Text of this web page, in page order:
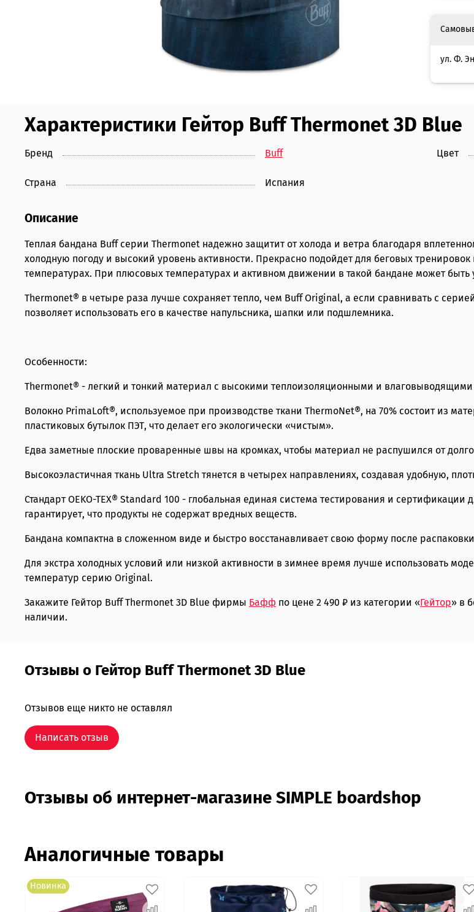
ул. Ф.
Характеристики Гейтор Buff Thermonet 3D Blue
Бренд Buff Цвет
Страна Испания
Описание
Теплая бандана Buff серии Thermonet надежно защитит от холода и ветра благодаря
холодную погоду и высокий уровень активности. Прекрасно подойдет для беговых
температурах. При плюсовых температурах и активном движении в такой бандане может быть
Thermonet® в четыре раза лучше сохраняет тепло, чем Buff Original, а если сравнивать с
позволяет использовать его в качестве напульсника, шапки или подшлемника.
Особенности:
Thermonet® - легкий и тонкий материал с высокими теплоизоляционными и
Волокно PrimaLoft®, используемое при производстве ткани ThermoNet®, на 70% состоит из
пластиковых бутылок ПЭТ, что делает его экологически «чистым».
Едва заметные плоские проваренные швы на кромках, чтобы материал не распушился от
Высокоэластичная ткань Ultra Stretch тянется в четырех направлениях, создавая удобную,
Стандарт OEKO-TEX® Standard 100 - глобальная единая система тестирования и сертификации
гарантирует, что продукты не содержат вредных веществ.
Бандана компактна в сложенном виде и быстро восстанавливает свою форму после
Для экстра холодных условий или низкой активности в зимнее время лучше использовать
температур серию Original.
Закажите Гейтор Buff Thermonet 3D Blue фирмы Бафф по цене 2 490 ₽ из категории «Гейтор» в
наличии.
Отзывы о Гейтор Buff Thermonet 3D Blue
Отзывов еще никто не оставлял
Написать отзыв
Отзывы об интернет-магазине SIMPLE boardshop
Аналогичные товары
Новинка